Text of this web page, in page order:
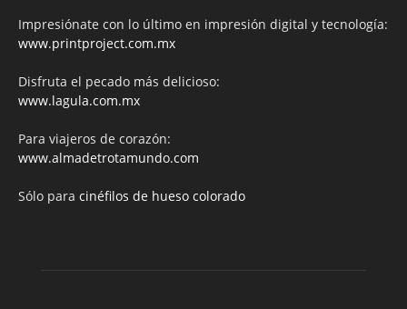
Impresiónate con lo último en impresión digital y tecnología:
www.printproject.com.mx
Disfruta el pecado más delicioso:
www.lagula.com.mx
Para viajeros de corazón:
www.almadetrotamundo.com
Sólo para cinéfilos de hueso colorado